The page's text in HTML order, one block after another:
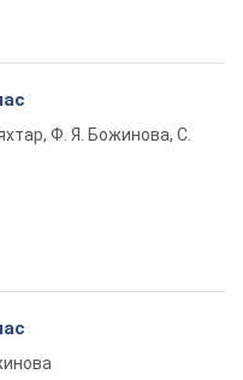
Ф. Я. Божинова, С.